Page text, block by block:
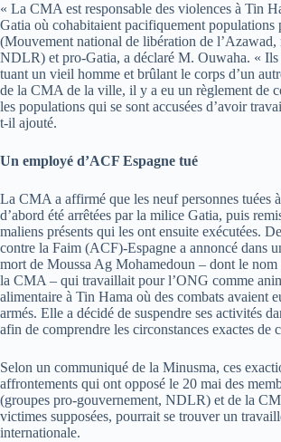
« La CMA est responsable des violences à Tin
Gatia où cohabitaient pacifiquement
(Mouvement national de libération de l’Azawad,
NDLR) et pro-Gatia, a déclaré M. Ouwaha. « Ils
tuant un vieil homme et brûlant le corps d’un
de la CMA de la ville, il y a eu un règlement de
les populations qui se sont accusées d’avoir
t-il ajouté.
Un employé d’ACF Espagne tué
La CMA a affirmé que les neuf personnes tuées
d’abord été arrêtées par la milice Gatia, puis
maliens présents qui les ont ensuite exécutées.
contre la Faim (ACF)-Espagne a annoncé dans
mort de Moussa Ag Mohamedoun – dont le
la CMA – qui travaillait pour l’ONG comme
alimentaire à Tin Hama où des combats avaient
armés. Elle a décidé de suspendre ses activités
afin de comprendre les circonstances exactes de
Selon un communiqué de la Minusma, ces
affrontements qui ont opposé le 20 mai des
(groupes pro-gouvernement, NDLR) et de la
victimes supposées, pourrait se trouver un
internationale.